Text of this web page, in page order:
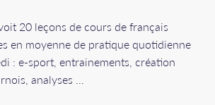
20 leçons de cours de français
en moyenne de pratique quotidienne
: e-sport, entrainements, création
analyses …